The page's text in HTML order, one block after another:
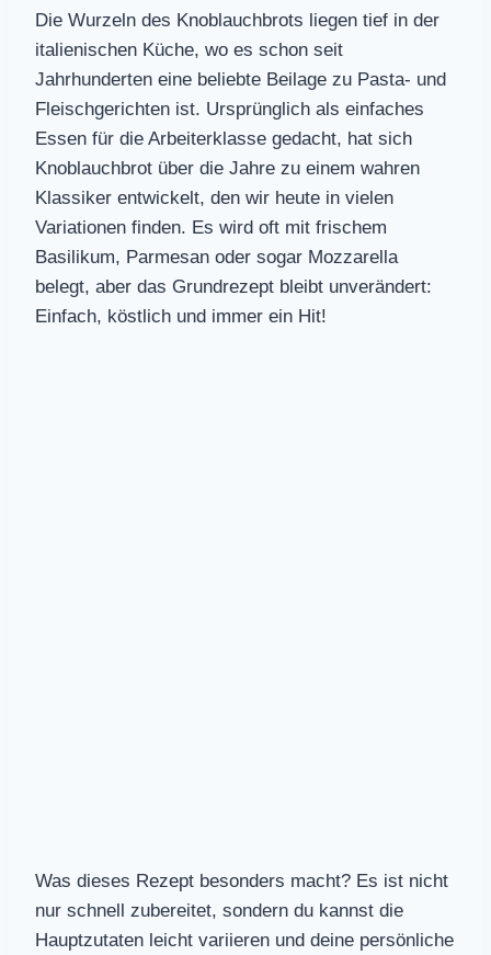
Die Wurzeln des Knoblauchbrots liegen tief in der
italienischen Küche, wo es schon seit
Jahrhunderten eine beliebte Beilage zu Pasta- und
Fleischgerichten ist. Ursprünglich als einfaches
Essen für die Arbeiterklasse gedacht, hat sich
Knoblauchbrot über die Jahre zu einem wahren
Klassiker entwickelt, den wir heute in vielen
Variationen finden. Es wird oft mit frischem
Basilikum, Parmesan oder sogar Mozzarella
belegt, aber das Grundrezept bleibt unverändert:
Einfach, köstlich und immer ein Hit!
Was dieses Rezept besonders macht? Es ist nicht
nur schnell zubereitet, sondern du kannst die
Hauptzutaten leicht variieren und deine persönliche